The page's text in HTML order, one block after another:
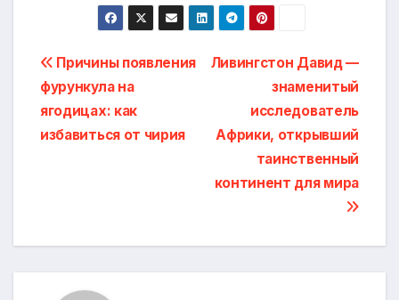
Навигация
по
записям
Ливингстон Давид —
знаменитый
исследователь
Африки, открывший
таинственный
континент для мира
Причины появления
фурункула на
ягодицах: как
избавиться от чирия